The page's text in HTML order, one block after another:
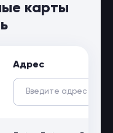
карты
Адрес